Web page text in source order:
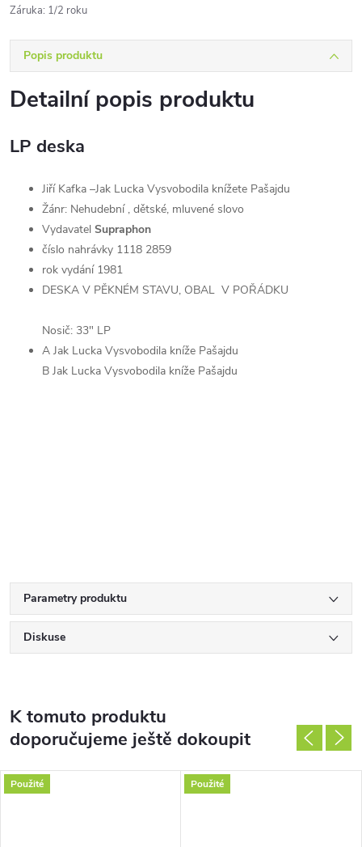
Záruka: 1/2 roku
Popis produktu
Detailní popis produktu
LP deska
Jiří Kafka –Jak Lucka Vysvobodila knížete Pašajdu
Žánr: Nehudební , dětské, mluvené slovo
Vydavatel Supraphon
číslo nahrávky 1118 2859
rok vydání 1981
DESKA V PĚKNÉM STAVU, OBAL V POŘÁDKU
Nosič: 33" LP
A Jak Lucka Vysvobodila kníže Pašajdu
B Jak Lucka Vysvobodila kníže Pašajdu
Parametry produktu
Diskuse
K tomuto produktu
doporučujeme ještě dokoupit
Použité Použité